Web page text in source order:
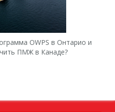
OWPS в Онтарио и
ПМЖ в Канаде?